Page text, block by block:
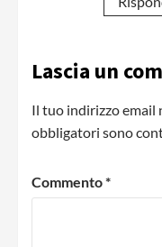
Lascia un
Il tuo indirizzo email
obbligatori sono
Commento*